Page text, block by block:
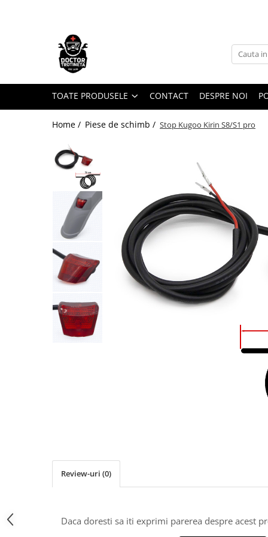
Toate Produsele
Piese de schimb
https://www.doctortrotineta.ro/electrica
Acceleratie
Contact cu cheie
https://www.doctortrotineta.ro/frane
Placute de frana
Manete de frana
https://www.doctortrotineta.ro/cauciucuri-
TOATE PRODUSELE CONTACT DESPRE NOI
Home / Piese de schimb / Stop Kugoo Kirin S8/S1 pro
Review-uri (0)
Daca doresti sa iti exprimi parerea despre acest